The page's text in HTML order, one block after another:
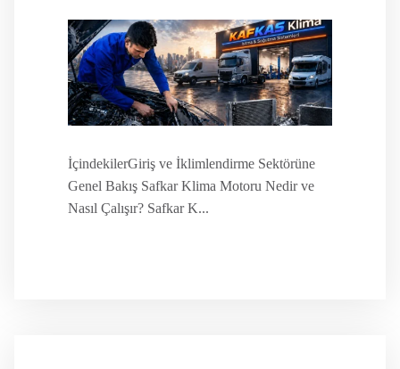
İçindekilerGiriş ve İklimlendirme Sektörüne
Genel Bakış Safkar Klima Motoru Nedir ve
Nasıl Çalışır? Safkar K...